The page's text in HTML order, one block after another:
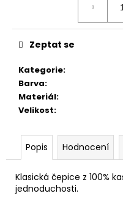
Kategorie:
Barva:
Materiál:
Velikost:
Zeptat se
Popis Hodnocení
Klasická čepice z 100%
jednoduchosti.
e
m
e